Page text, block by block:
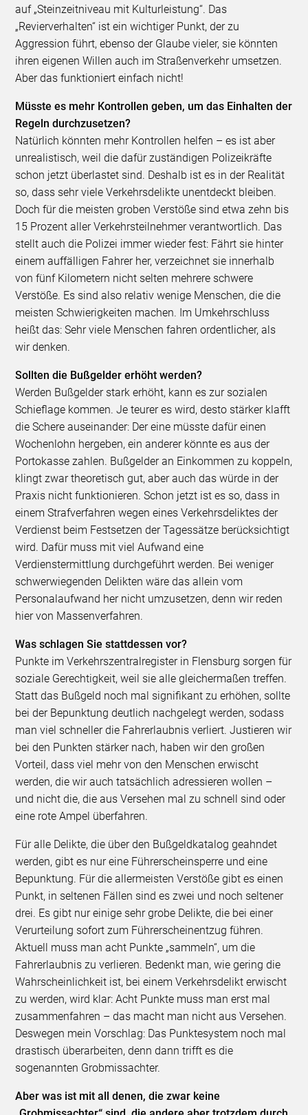
auf „Steinzeitniveau mit Kulturleistung“. Das
„Revierverhalten“ ist ein wichtiger Punkt, der zu
Aggression führt, ebenso der Glaube vieler, sie könnten
ihren eigenen Willen auch im Straßenverkehr umsetzen.
Aber das funktioniert einfach nicht!
Müsste es mehr Kontrollen geben, um das Einhalten der
Regeln durchzusetzen?
Natürlich könnten mehr Kontrollen helfen – es ist aber
unrealistisch, weil die dafür zuständigen Polizeikräfte
schon jetzt überlastet sind. Deshalb ist es in der Realität
so, dass sehr viele Verkehrsdelikte unentdeckt bleiben.
Doch für die meisten groben Verstöße sind etwa zehn bis
15 Prozent aller Verkehrsteilnehmer verantwortlich. Das
stellt auch die Polizei immer wieder fest: Fährt sie hinter
einem auffälligen Fahrer her, verzeichnet sie innerhalb
von fünf Kilometern nicht selten mehrere schwere
Verstöße. Es sind also relativ wenige Menschen, die die
meisten Schwierigkeiten machen. Im Umkehrschluss
heißt das: Sehr viele Menschen fahren ordentlicher, als
wir denken.
Sollten die Bußgelder erhöht werden?
Werden Bußgelder stark erhöht, kann es zur sozialen
Schieflage kommen. Je teurer es wird, desto stärker klafft
die Schere auseinander: Der eine müsste dafür einen
Wochenlohn hergeben, ein anderer könnte es aus der
Portokasse zahlen. Bußgelder an Einkommen zu koppeln,
klingt zwar theoretisch gut, aber auch das würde in der
Praxis nicht funktionieren. Schon jetzt ist es so, dass in
einem Strafverfahren wegen eines Verkehrsdeliktes der
Verdienst beim Festsetzen der Tagessätze berücksichtigt
wird. Dafür muss mit viel Aufwand eine
Verdienstermittlung durchgeführt werden. Bei weniger
schwerwiegenden Delikten wäre das allein vom
Personalaufwand her nicht umzusetzen, denn wir reden
hier von Massenverfahren.
Was schlagen Sie stattdessen vor?
Punkte im Verkehrszentralregister in Flensburg sorgen für
soziale Gerechtigkeit, weil sie alle gleichermaßen treffen.
Statt das Bußgeld noch mal signifikant zu erhöhen, sollte
bei der Bepunktung deutlich nachgelegt werden, sodass
man viel schneller die Fahrerlaubnis verliert. Justieren wir
bei den Punkten stärker nach, haben wir den großen
Vorteil, dass viel mehr von den Menschen erwischt
werden, die wir auch tatsächlich adressieren wollen –
und nicht die, die aus Versehen mal zu schnell sind oder
eine rote Ampel überfahren.
Für alle Delikte, die über den Bußgeldkatalog geahndet
werden, gibt es nur eine Führerscheinsperre und eine
Bepunktung. Für die allermeisten Verstöße gibt es einen
Punkt, in seltenen Fällen sind es zwei und noch seltener
drei. Es gibt nur einige sehr grobe Delikte, die bei einer
Verurteilung sofort zum Führerscheinentzug führen.
Aktuell muss man acht Punkte „sammeln“, um die
Fahrerlaubnis zu verlieren. Bedenkt man, wie gering die
Wahrscheinlichkeit ist, bei einem Verkehrsdelikt erwischt
zu werden, wird klar: Acht Punkte muss man erst mal
zusammenfahren – das macht man nicht aus Versehen.
Deswegen mein Vorschlag: Das Punktesystem noch mal
drastisch überarbeiten, denn dann trifft es die
sogenannten Grobmissachter.
Aber was ist mit all denen, die zwar keine